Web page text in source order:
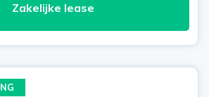
Zakelijke lease